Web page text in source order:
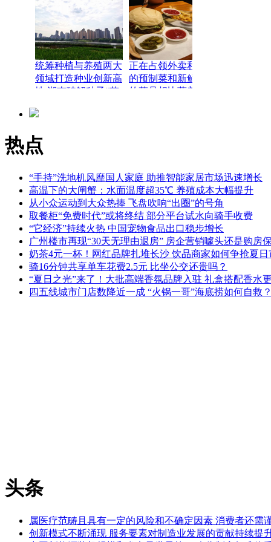
加1744亿元
统筹种植与养殖两大
领域打造种业创新高
地 湖南破解种子“芯
正在占领外卖和堂食
的预制菜和新鲜制作
的菜品相比营养价值
热点
“手持”洗地机风靡国人家庭 助推智能家居市场迅速增长
高温下的大闸蟹：水面温度超35℃ 养殖成本大幅提升
从小众运动到大众热捧 飞盘吹响“出圈”的号角
取餐柜“免费时代”或将终结 部分平台试水向骑手收费
“它经济”持续火热 中国宠物食品出口稳步增长
广州楼市再现“30天无理由退房” 房企营销噱头还是购房
奶茶4元一杯！网红品牌扎堆长沙 饮品商家如何争抢夏日
骑16分钟共享单车花费2.5元 比坐公交还贵吗？
“夏日之光”来了！大批高端香氛品牌入驻 礼盒搭配香水
四五线城市门店数降近一成 “火锅一哥”海底捞如何自救？
头条
属医疗范畴且具有一定的风险和不确定因素 消费者还需
创新模式不断涌现 服务要素对制造业发展的贡献持续提